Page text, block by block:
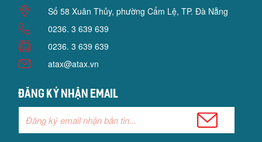
Số 58 Xuân Thủy, phường Cẩm Lệ, TP. Đà Nẵng
0236. 3 639 639
0236. 3 639 639
atax@atax.vn
Đăng ký nhận email